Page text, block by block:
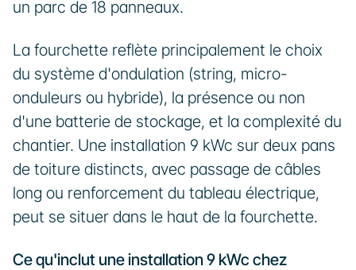
un parc de 18 panneaux.
La fourchette reflète principalement le choix
du système d'ondulation (string, micro-
onduleurs ou hybride), la présence ou non
d'une batterie de stockage, et la complexité du
chantier. Une installation 9 kWc sur deux pans
de toiture distincts, avec passage de câbles
long ou renforcement du tableau électrique,
peut se situer dans le haut de la fourchette.
Ce qu'inclut une installation 9 kWc chez